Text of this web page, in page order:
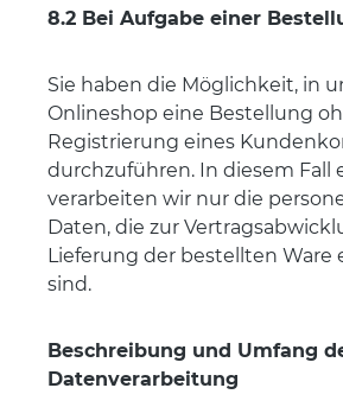
8.2 Bei Aufgabe einer
Sie haben die Möglichkeit, in
Onlineshop eine Bestellung
Registrierung eines
durchzuführen. In diesem Fall
verarbeiten wir nur die
Daten, die zur
Lieferung der bestellten Ware
sind.
Beschreibung und Umfang
Datenverarbeitung